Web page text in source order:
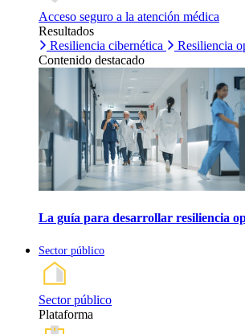
Acceso seguro a la atención médica
Resultados
Resiliencia cibernética
Resiliencia
Contenido destacado
La guía para desarrollar resiliencia
Sector público
Sector público
Plataforma